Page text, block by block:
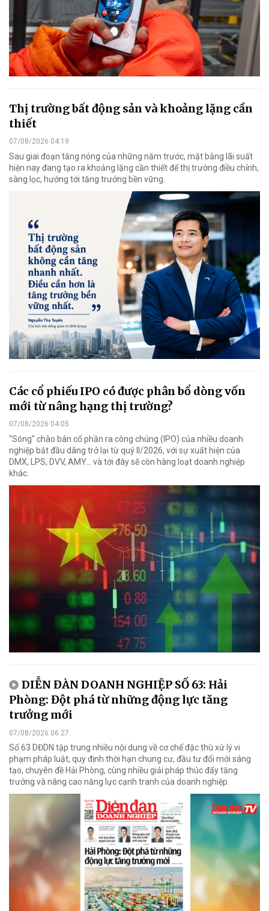
Thị trường bất động sản và khoảng lặng cần
thiết
07/08/2026 04:19
Sau giai đoạn tăng nóng của những năm trước, mặt bằng lãi suất
hiện nay đang tạo ra khoảng lặng cần thiết để thị trường điều chỉnh,
sàng lọc, hướng tới tăng trưởng bền vững.
Các cổ phiếu IPO có được phân bổ dòng vốn
mới từ nâng hạng thị trường?
07/08/2026 04:05
"Sóng" chào bán cổ phần ra công chúng (IPO) của nhiều doanh
nghiệp bắt đầu dâng trở lại từ quý II/2026, với sự xuất hiện của
DMX, LPS, DVV, AMY... và tới đây sẽ còn hàng loạt doanh nghiệp
khác.
DIỄN ĐÀN DOANH NGHIỆP SỐ 63: Hải
Phòng: Đột phá từ những động lực tăng
trưởng mới
07/08/2026 06:27
Số 63 DĐDN tập trung nhiều nội dung về cơ chế đặc thù xử lý vi
phạm pháp luật, quy định thời hạn chung cư, đầu tư đổi mới sáng
tạo, chuyên đề Hải Phòng, cùng nhiều giải pháp thúc đẩy tăng
trưởng và nâng cao năng lực cạnh tranh của doanh nghiệp.